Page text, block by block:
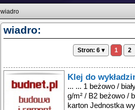
wiadro
wiadro:
Stron: 6 ▾ 1 2
Klej do
... ... 1 beżowo /
g/m² / B2 beżowo /
karton Jednostka